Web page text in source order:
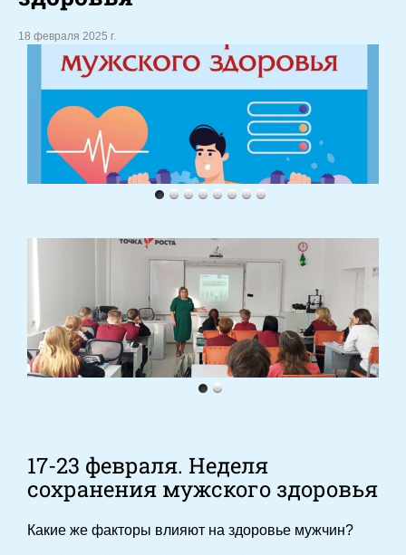
18 февраля 2025 г.
17-23 февраля. Неделя
сохранения мужского здоровья
Какие же факторы влияют на здоровье мужчин?